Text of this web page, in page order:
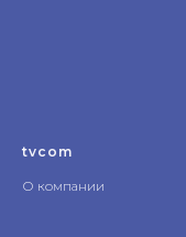
tvcom
О компании